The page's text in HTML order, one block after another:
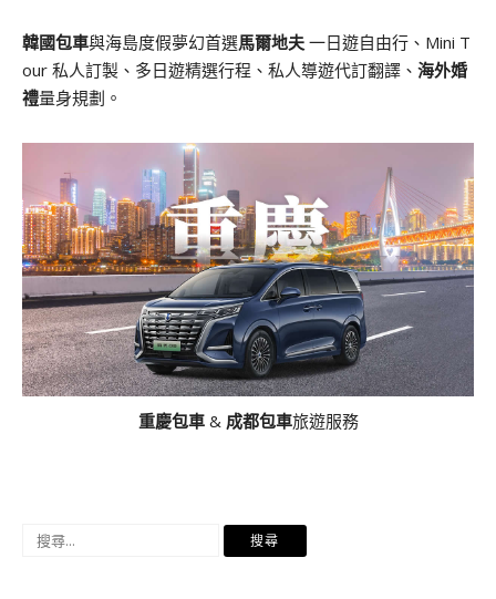
韓國包車與海島度假夢幻首選馬爾地夫 一日遊自由行、Mini T
our 私人訂製、多日遊精選行程、私人導遊代訂翻譯、 海外婚
禮量身規劃。
重慶包車& 成都包車旅遊服務
搜